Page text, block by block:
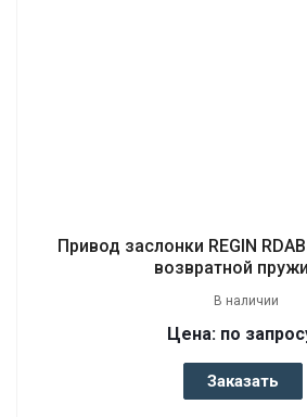
Привод заслонки REGIN
возвратной
В наличии
Цена: по
Заказать